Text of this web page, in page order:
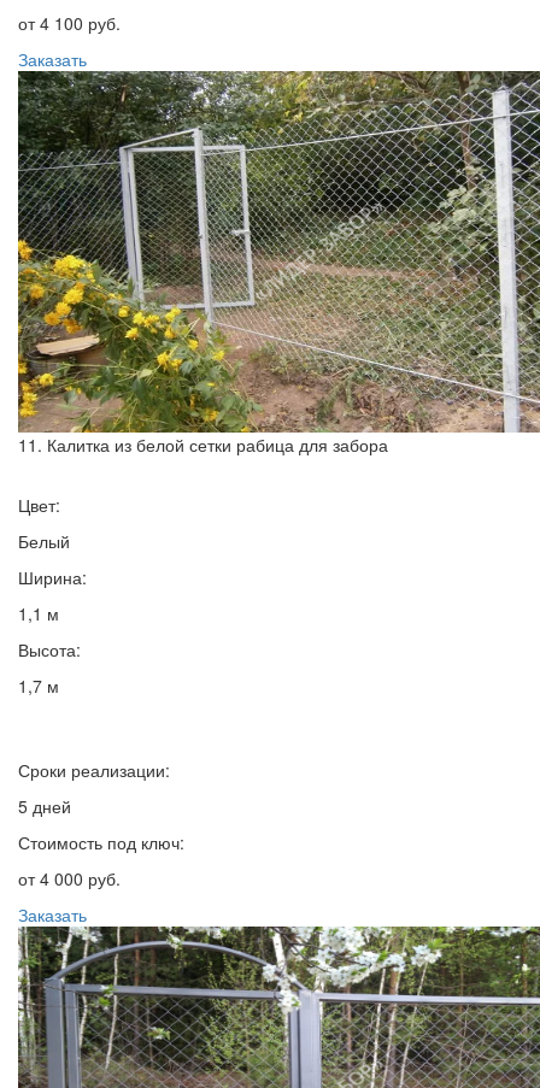
от 4 100 руб.
Заказать
11. Калитка из белой сетки рабица для забора
Цвет:
Белый
Ширина:
1,1 м
Высота:
1,7 м
Сроки реализации:
5 дней
Стоимость под ключ:
от 4 000 руб.
Заказать